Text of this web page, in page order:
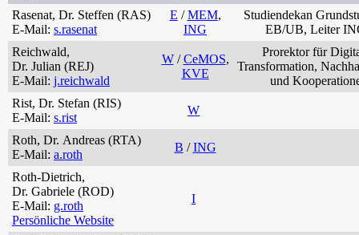
Rasenat, Dr. Steffen (RAS)
E-Mail: s.rasenat
E /MEM,
ING
Studiendekan
EB/UB, Leiter
Reichwald,
Dr. Julian (REJ)
E-Mail: j.reichwald
W/CeMOS,
KVE
Prorektor für
Transformation,
und
Rist, Dr. Stefan (RIS)
E-Mail: s.rist
W
Roth, Dr. Andreas (RTA)
E-Mail: a.roth
B /ING
Roth-Dietrich,
Dr. Gabriele (ROD)
E-Mail: g.roth
Persönliche Website
I